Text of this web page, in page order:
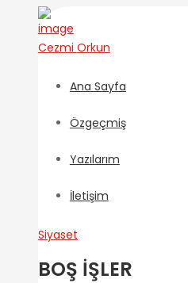
Cezmi Orkun
Ana Sayfa
Özgeçmiş
Yazılarım
İletişim
Siyaset
BOŞ İŞLER